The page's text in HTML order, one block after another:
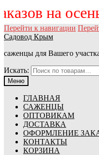
на
Перейти к навигации
Садовод Крым
саженцы для Вашего
Искать:
Меню
ГЛАВНАЯ
САЖЕНЦЫ
ОПТОВИКАМ
ДОСТАВКА
ОФОРМЛЕНИЕ
КОНТАКТЫ
КОРЗИНА